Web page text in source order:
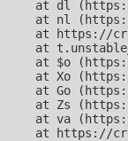
at dl
at nl
at https://
at
at $o
at Xo
at Go
at Zs
at va
at https://